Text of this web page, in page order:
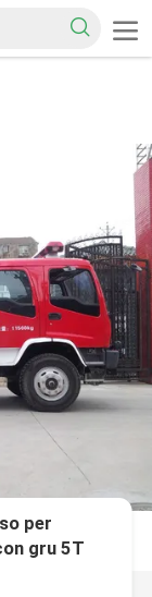
per
gru 5T